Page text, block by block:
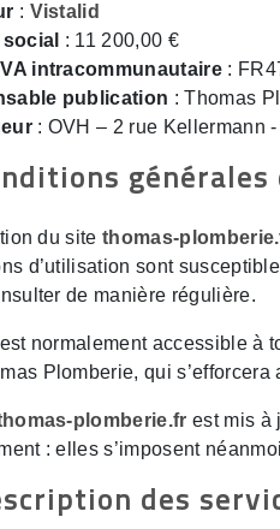
: Vistalid
: 11 200,00 €
intracommunautaire:
publication : Thomas
: OVH – 2 rue Kellermann
du sitethomas-
d’utilisation sont
de manière régulière.
normalement accessible à
Plomberie, qui
plomberie.fr est mis à
: elles s’imposent
des